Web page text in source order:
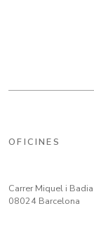
OFICINES
Carrer Miquel i
08024 Barcelona